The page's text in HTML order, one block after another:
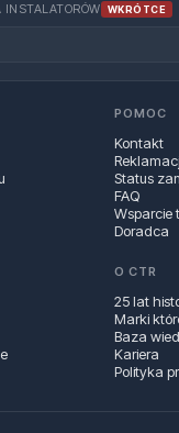
WKRÓTCE
POMOC
Kontakt
Status
FAQ
Wsparcie
Doradca
O CTR
25 lat
Marki
Baza
Kariera
Polityka